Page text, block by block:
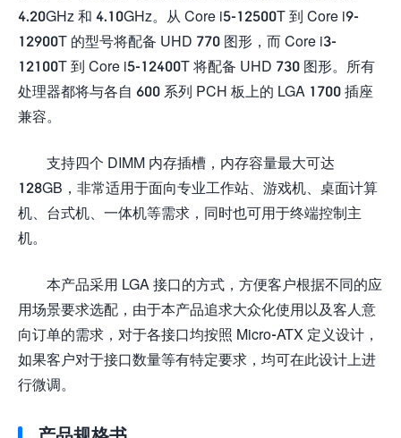
4.20GHz 和 4.10GHz。从 Core i5-12500T 到 Core i9-
12900T 的型号将配备 UHD 770 图形，而 Core i3-
12100T 到 Core i5-12400T 将配备 UHD 730 图形。所有
处理器都将与各自 600 系列 PCH 板上的 LGA 1700 插座
兼容。
支持四个 DIMM 内存插槽，内存容量最大可达
128GB，非常适用于面向专业工作站、游戏机、桌面计算
机、台式机、一体机等需求，同时也可用于终端控制主
机。
本产品采用 LGA 接口的方式，方便客户根据不同的应
用场景要求选配，由于本产品追求大众化使用以及客人意
向订单的需求，对于各接口均按照 Micro-ATX 定义设计，
如果客户对于接口数量等有特定要求，均可在此设计上进
行微调。